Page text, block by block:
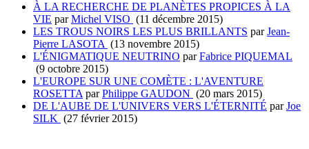
À LA RECHERCHE DE PLANÈTES PROPICES À LA
VIE parMichel VISO (11 décembre 2015)
LES TROUS NOIRS LES PLUS BRILLANTS parJean-
Pierre LASOTA (13 novembre 2015)
L'ÉNIGMATIQUE NEUTRINO parFabrice PIQUEMAL
(9 octobre 2015)
L'EUROPE SUR UNE COMÈTE : L'AVENTURE
ROSETTAparPhilippe GAUDON (20 mars 2015)
DE L'AUBE DE L'UNIVERS VERS L'ÉTERNITÉ parJoe
SILK (27 février 2015)